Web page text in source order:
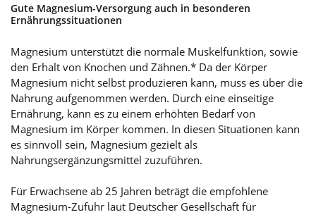
Gute Magnesium-Versorgung auch in besonderen
Ernährungssituationen
Magnesium unterstützt die normale Muskelfunktion, sowie
den Erhalt von Knochen und Zähnen.* Da der Körper
Magnesium nicht selbst produzieren kann, muss es über die
Nahrung aufgenommen werden. Durch eine einseitige
Ernährung, kann es zu einem erhöhten Bedarf von
Magnesium im Körper kommen. In diesen Situationen kann
es sinnvoll sein, Magnesium gezielt als
Nahrungsergänzungsmittel zuzuführen.
Für Erwachsene ab 25 Jahren beträgt die empfohlene
Magnesium-Zufuhr laut Deutscher Gesellschaft für